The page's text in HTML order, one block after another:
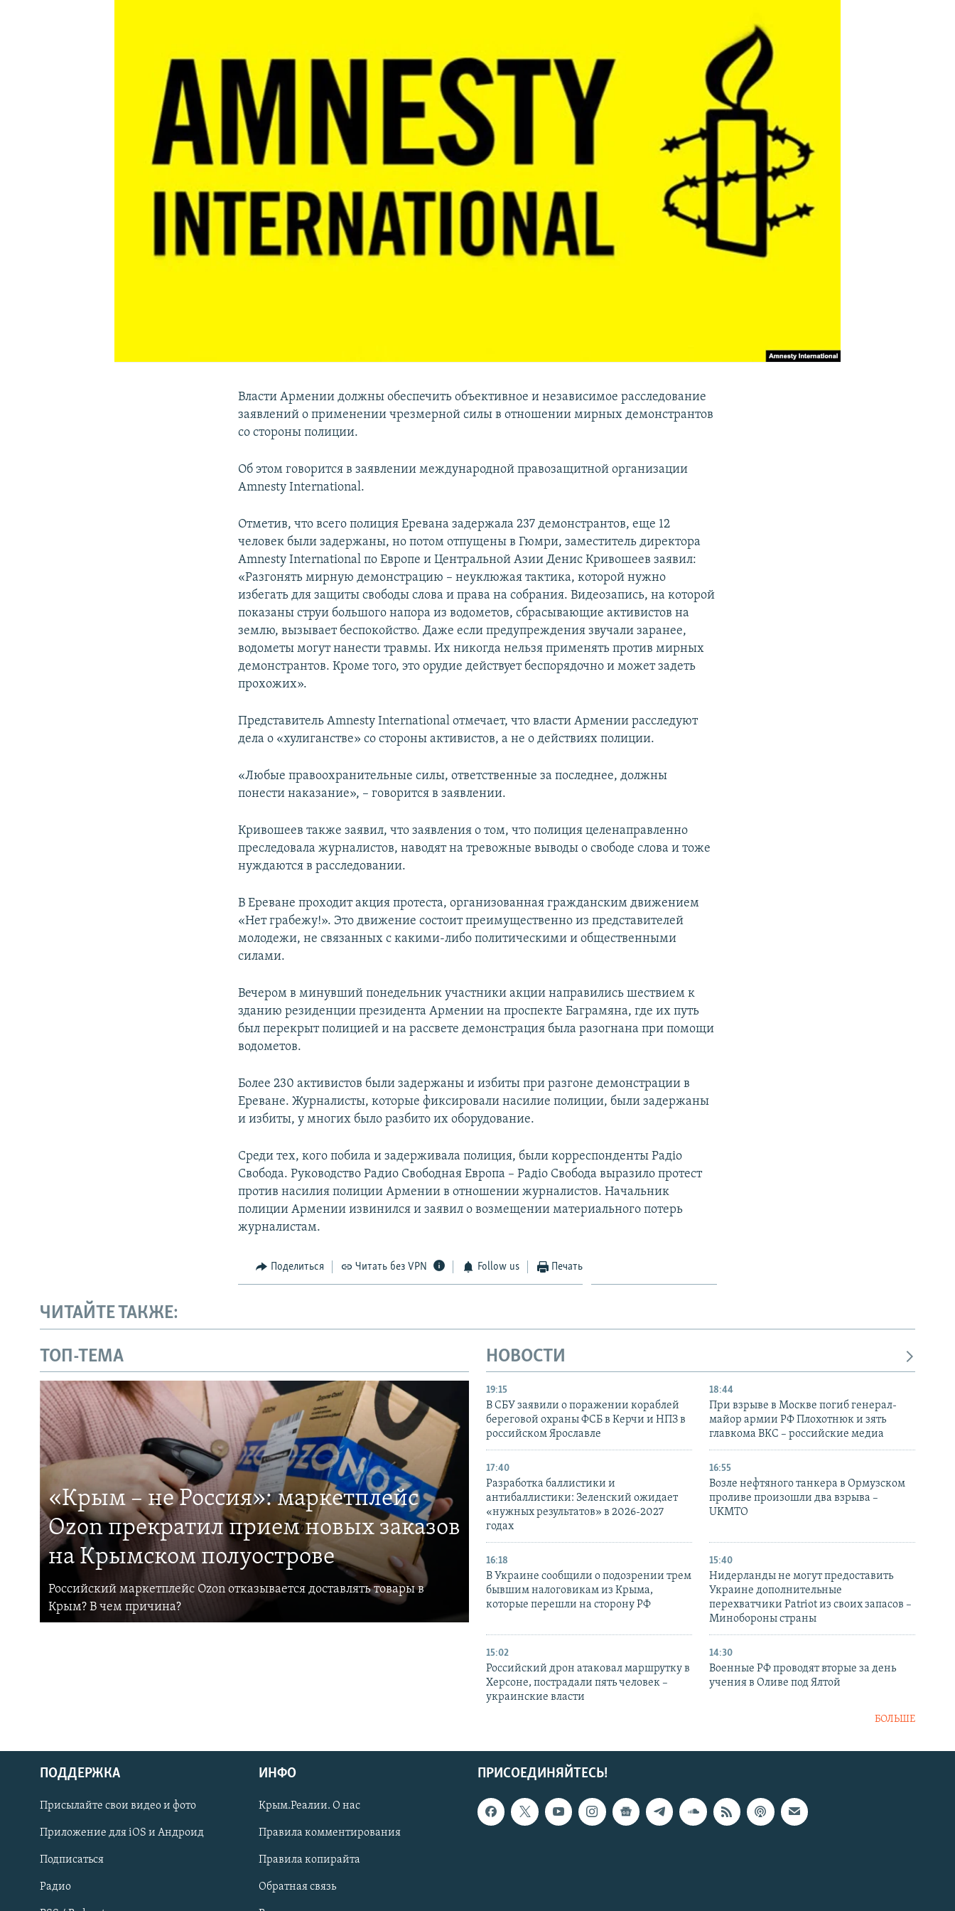
Українською
Qırımtatar
ПРИСОЕДИНЯЙТЕСЬ!
Власти Армении должны обеспечить объективное и независимое расследование
заявлений о применении чрезмерной силы в отношении мирных демонстрантов
со стороны полиции.
Об этом говорится в заявлении международной правозащитной организации
Amnesty International.
Отметив, что всего полиция Еревана задержала 237 демонстрантов, еще 12
человек были задержаны, но потом отпущены в Гюмри, заместитель директора
Amnesty International по Европе и Центральной Азии Денис Кривошеев заявил:
«Разгонять мирную демонстрацию – неуклюжая тактика, которой нужно
избегать для защиты свободы слова и права на собрания. Видеозапись, на которой
показаны струи большого напора из водометов, сбрасывающие активистов на
землю, вызывает беспокойство. Даже если предупреждения звучали заранее,
водометы могут нанести травмы. Их никогда нельзя применять против мирных
демонстрантов. Кроме того, это орудие действует беспорядочно и может задеть
прохожих».
Представитель Amnesty International отмечает, что власти Армении расследуют
дела о «хулиганстве» со стороны активистов, а не о действиях полиции.
«Любые правоохранительные силы, ответственные за последнее, должны
понести наказание», – говорится в заявлении.
Кривошеев также заявил, что заявления о том, что полиция целенаправленно
преследовала журналистов, наводят на тревожные выводы о свободе слова и тоже
нуждаются в расследовании.
В Ереване проходит акция протеста, организованная гражданским движением
«Нет грабежу!». Это движение состоит преимущественно из представителей
молодежи, не связанных с какими-либо политическими и общественными
силами.
Вечером в минувший понедельник участники акции направились шествием к
зданию резиденции президента Армении на проспекте Баграмяна, где их путь
был перекрыт полицией и на рассвете демонстрация была разогнана при помощи
водометов.
Более 230 активистов были задержаны и избиты при разгоне демонстрации в
Ереване. Журналисты, которые фиксировали насилие полиции, были задержаны
и избиты, у многих было разбито их оборудование.
Среди тех, кого побила и задерживала полиция, были корреспонденты Радіо
Свобода. Руководство Радио Свободная Европа – Радіо Свобода выразило протест
против насилия полиции Армении в отношении журналистов. Начальник
полиции Армении извинился и заявил о возмещении материального потерь
журналистам.
Поделиться Читать без VPN Follow us Печать
ЧИТАЙТЕ ТАКЖЕ:
ТОП-ТЕМА
«Крым – не Россия»: маркетплейс
Ozon прекратил прием новых заказов
на Крымском полуострове
Российский маркетплейс Ozon отказывается доставлять товары в
Крым? В чем причина?
НОВОСТИ
19:15
В СБУ заявили о поражении кораблей
береговой охраны ФСБ в Керчи и НПЗ в
российском Ярославле
18:44
При взрыве в Москве погиб генерал-
майор армии РФ Плохотнюк и зять
главкома ВКС – российские медиа
17:40
Разработка баллистики и
антибаллистики: Зеленский ожидает
«нужных результатов» в 2026-2027
годах
16:55
Возле нефтяного танкера в Ормузском
проливе произошли два взрыва –
UKMTO
16:18
В Украине сообщили о подозрении трем
бывшим налоговикам из Крыма,
которые перешли на сторону РФ
15:40
Нидерланды не могут предоставить
Украине дополнительные
перехватчики Patriot из своих запасов –
Минобороны страны
15:02
Российский дрон атаковал маршрутку в
Херсоне, пострадали пять человек –
украинские власти
14:30
Военные РФ проводят вторые за день
учения в Оливе под Ялтой
БОЛЬШЕ
ПРИСОЕДИНЯЙТЕСЬ!
ПОДДЕРЖКА
Присылайте свои видео и фото
Приложение для iOS и Андроид
Подписаться
Радио
ИНФО
Крым.Реалии. О нас
Правила комментирования
Правила копирайта
Обратная связь